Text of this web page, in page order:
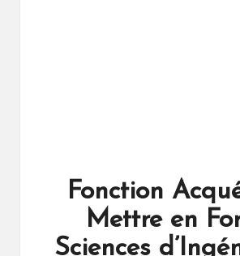
Fonction
Mettre en
Sciences